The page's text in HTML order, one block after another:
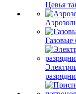
Цевья
Газовые